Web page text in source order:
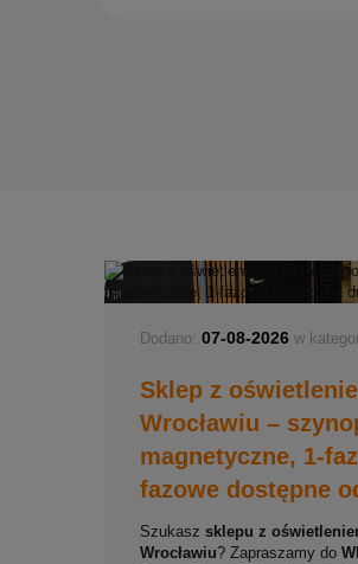
Dodano: 07-08-2026w
Sklep z
Wrocławiu –
magnetyczne, 1-
fazowe dostępne
Szukasz sklepu z
Wrocławiu? Zapraszamy do